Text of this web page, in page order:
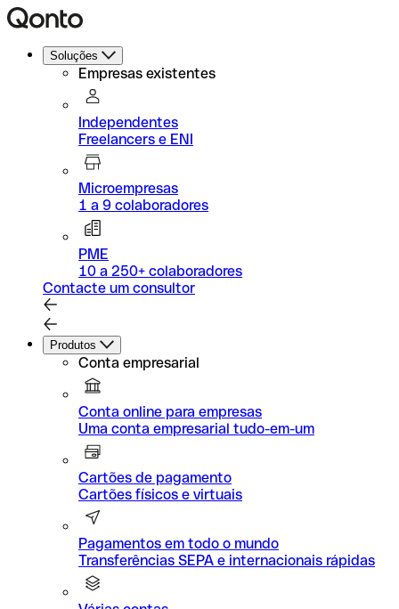
Soluções
Empresas existentes
Independentes
Freelancers e ENI
Microempresas
1 a 9 colaboradores
PME
10 a 250+ colaboradores
Contacte um consultor
Produtos
Conta empresarial
Conta online para empresas
Uma conta empresarial tudo-em-um
Cartões de pagamento
Cartões físicos e virtuais
Pagamentos em todo o mundo
Transferências SEPA e internacionais rápidas